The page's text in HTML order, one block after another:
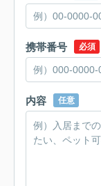
携帯番号 必須
内容 任意